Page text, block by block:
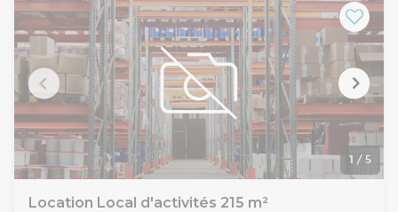
1 / 5
Location Local d'activités 215 m²